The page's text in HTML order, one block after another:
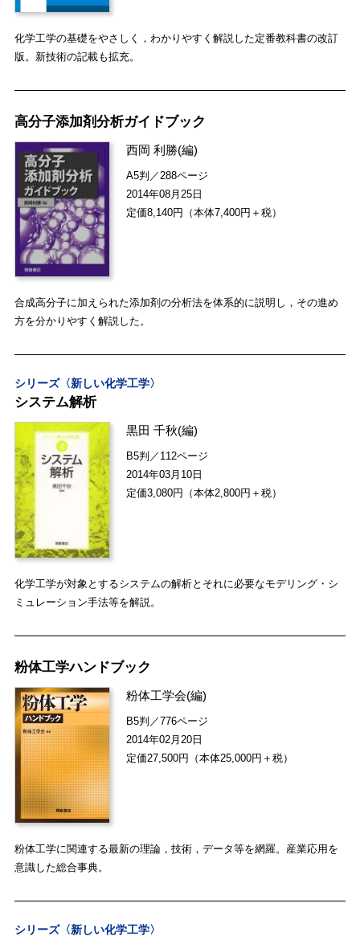
化学工学の基礎をやさしく，わかりやすく解説した定番教科書の改訂
版。新技術の記載も拡充。
高分子添加剤分析ガイドブック
西岡 利勝(編)
A5判／288ページ
2014年08月25日
定価8,140円（本体7,400円＋税）
合成高分子に加えられた添加剤の分析法を体系的に説明し，その進め
方を分かりやすく解説した。
シリーズ〈新しい化学工学〉
システム解析
黒田 千秋(編)
B5判／112ページ
2014年03月10日
定価3,080円（本体2,800円＋税）
化学工学が対象とするシステムの解析とそれに必要なモデリング・シ
ミュレーション手法等を解説。
粉体工学ハンドブック
粉体工学会(編)
B5判／776ページ
2014年02月20日
定価27,500円（本体25,000円＋税）
粉体工学に関連する最新の理論，技術，データ等を網羅。産業応用を
意識した総合事典。
シリーズ〈新しい化学工学〉